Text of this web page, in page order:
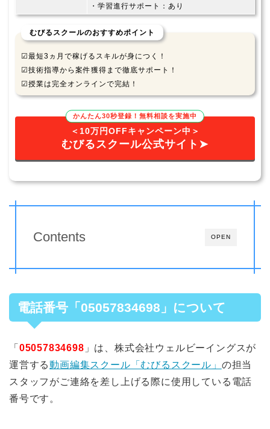
・学習進行サポート：あり
むびるスクールのおすすめポイント
☑最短3ヵ月で稼げるスキルが身につく！
☑技術指導から案件獲得まで徹底サポート！
☑授業は完全オンラインで完結！
かんたん30秒登録！無料相談を実施中
＜10万円OFFキャンペーン中＞
むびるスクール公式サイト➤
OPEN
Contents
電話番号 「05057834698」 について
「 05057834698 」は、株式会社ウェルビーイングスが
運営する動画編集スクール「むびるスクール」 の担当
スタッフがご連絡を差し上げる際に使用している電話
番号です。